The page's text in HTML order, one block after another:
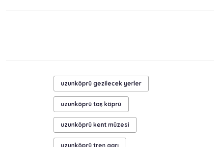
uzunköprü gezilecek yerler
uzunköprü taş köprü
uzunköprü kent müzesi
uzunköprü tren garı